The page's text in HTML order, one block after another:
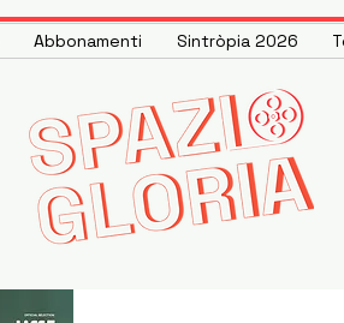
Abbonamenti Sintròpia 2026